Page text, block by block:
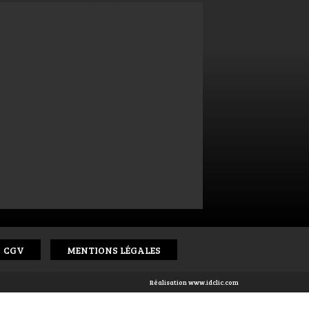
CGV MENTIONS LÉGALES
Réalisationwww.idclic.com